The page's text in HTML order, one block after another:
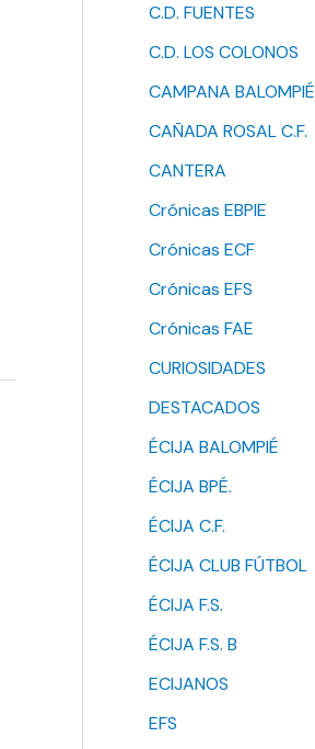
C.D. FUENTES
C.D. LOS COLONOS
CAMPANA BALOMPIÉ
CAÑADA ROSAL C.F.
CANTERA
Crónicas EBPIE
Crónicas ECF
Crónicas EFS
Crónicas FAE
CURIOSIDADES
DESTACADOS
ÉCIJA BALOMPIÉ
ÉCIJA BPÉ.
ÉCIJA C.F.
ÉCIJA CLUB FÚTBOL
ÉCIJA F.S.
ÉCIJA F.S. B
ECIJANOS
EFS